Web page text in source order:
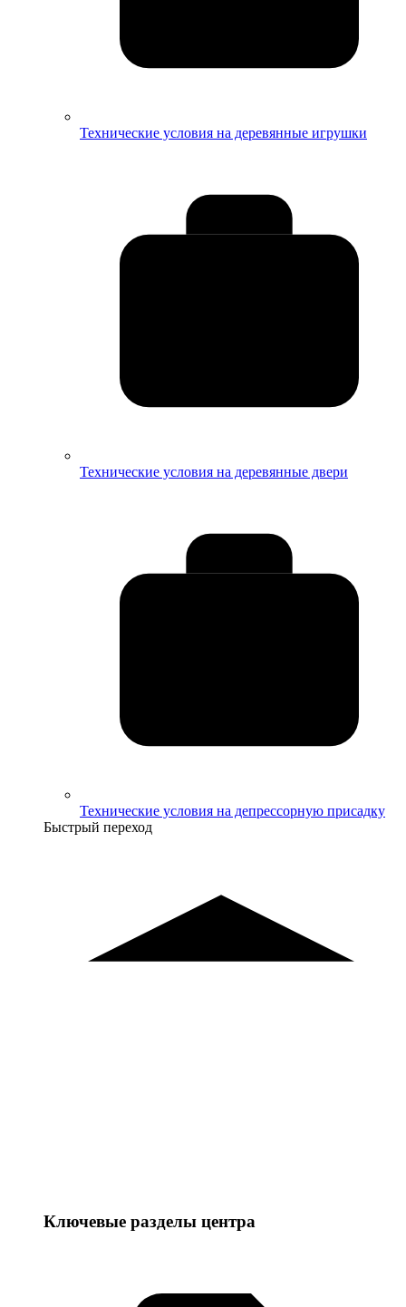
Технические условия на деревянные игрушки
Технические условия на деревянные двери
Технические условия на депрессорную присадку
Быстрый переход
Ключевые разделы центра